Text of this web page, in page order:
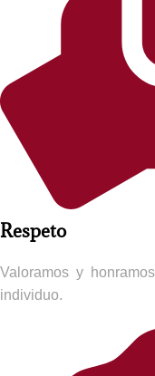
Respeto​
Valoramos y
individuo.